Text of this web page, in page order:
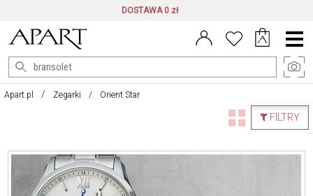
DOSTAWA 0 zł
Menu
główne
Apart.pl Zegarki Orient Star
FILTRY